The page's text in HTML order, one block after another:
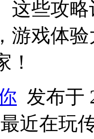
这些攻
游戏体
！
发布于
近在玩